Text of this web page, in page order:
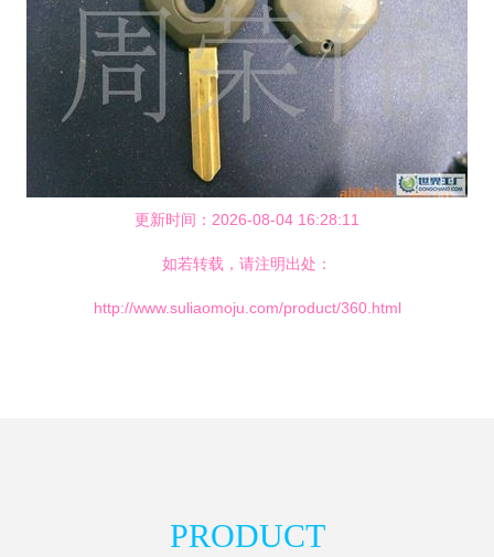
更新时间：2026-08-04 16:28:11
如若转载，请注明出处：
http://www.suliaomoju.com/product/360.html
PRODUCT